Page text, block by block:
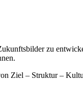
zu
Ziel – Struktur –